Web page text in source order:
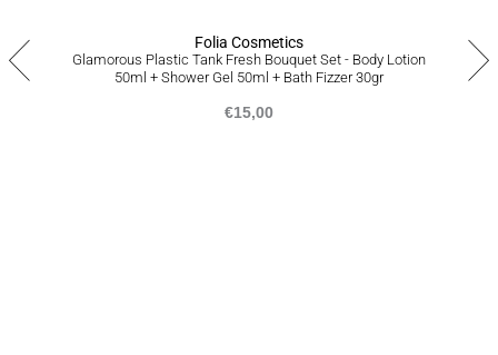
Folia Cosmetics
Glamorous Plastic Tank Fresh Bouquet Set - Body Lotion
50ml + Shower Gel 50ml + Bath Fizzer 30gr
€15,00